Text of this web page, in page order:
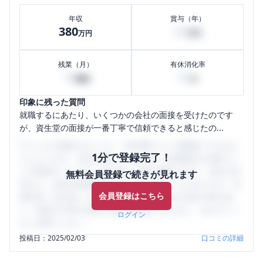
年収
380万円
賞与（年）
残業（月） 有休消化率
印象に残った質問
就職するにあたり、いくつかの会社の面接を受けたのです
が、資生堂の面接が一番丁寧で信頼できると感じたの...
1分で登録完了！
無料会員登録で続きが見れます
会員登録はこちら
ログイン
うになります。SHEHUB(シーハブ)は、女性限定の企業口コ
ミの投稿サイトです。給与面・女性の働きやすさ・会社の評
判など、女性の転職は気にすべき点がたくさんあります。先
輩社員（元社員）の口コミを通して、本当の会社の姿を知
り、将来の不安や現在の悩みを解消するために、ぜひサイト
投稿日：2025/02/03 口コミの詳細